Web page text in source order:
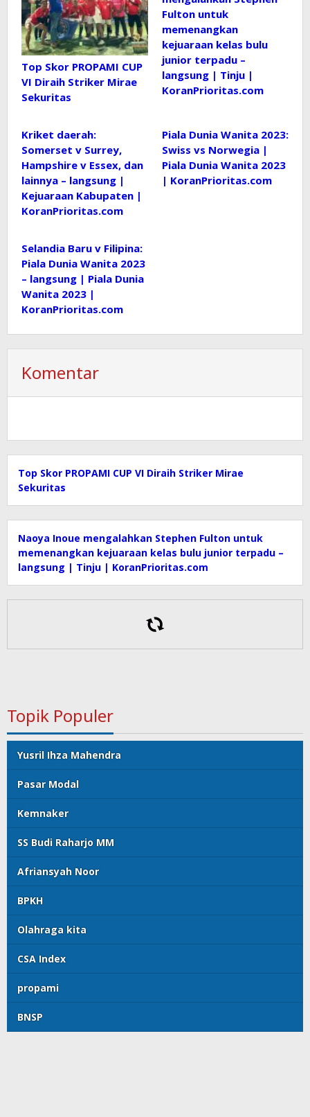
Top Skor PROPAMI CUP
VI Diraih Striker Mirae
Sekuritas
Fulton untuk
memenangkan
kejuaraan kelas bulu
junior terpadu –
langsung | Tinju |
KoranPrioritas.com
Kriket daerah:
Somerset v Surrey,
Hampshire v Essex, dan
lainnya – langsung |
Kejuaraan Kabupaten |
KoranPrioritas.com
Piala Dunia Wanita 2023:
Swiss vs Norwegia |
Piala Dunia Wanita 2023
| KoranPrioritas.com
Selandia Baru v Filipina:
Piala Dunia Wanita 2023
– langsung | Piala Dunia
Wanita 2023 |
KoranPrioritas.com
Komentar
Top Skor PROPAMI CUP VI Diraih Striker Mirae
Sekuritas
Naoya Inoue mengalahkan Stephen Fulton untuk
memenangkan kejuaraan kelas bulu junior terpadu –
langsung | Tinju | KoranPrioritas.com
Topik Populer
Yusril Ihza Mahendra
Pasar Modal
Kemnaker
SS Budi Raharjo MM
Afriansyah Noor
BPKH
Olahraga kita
CSA Index
propami
BNSP